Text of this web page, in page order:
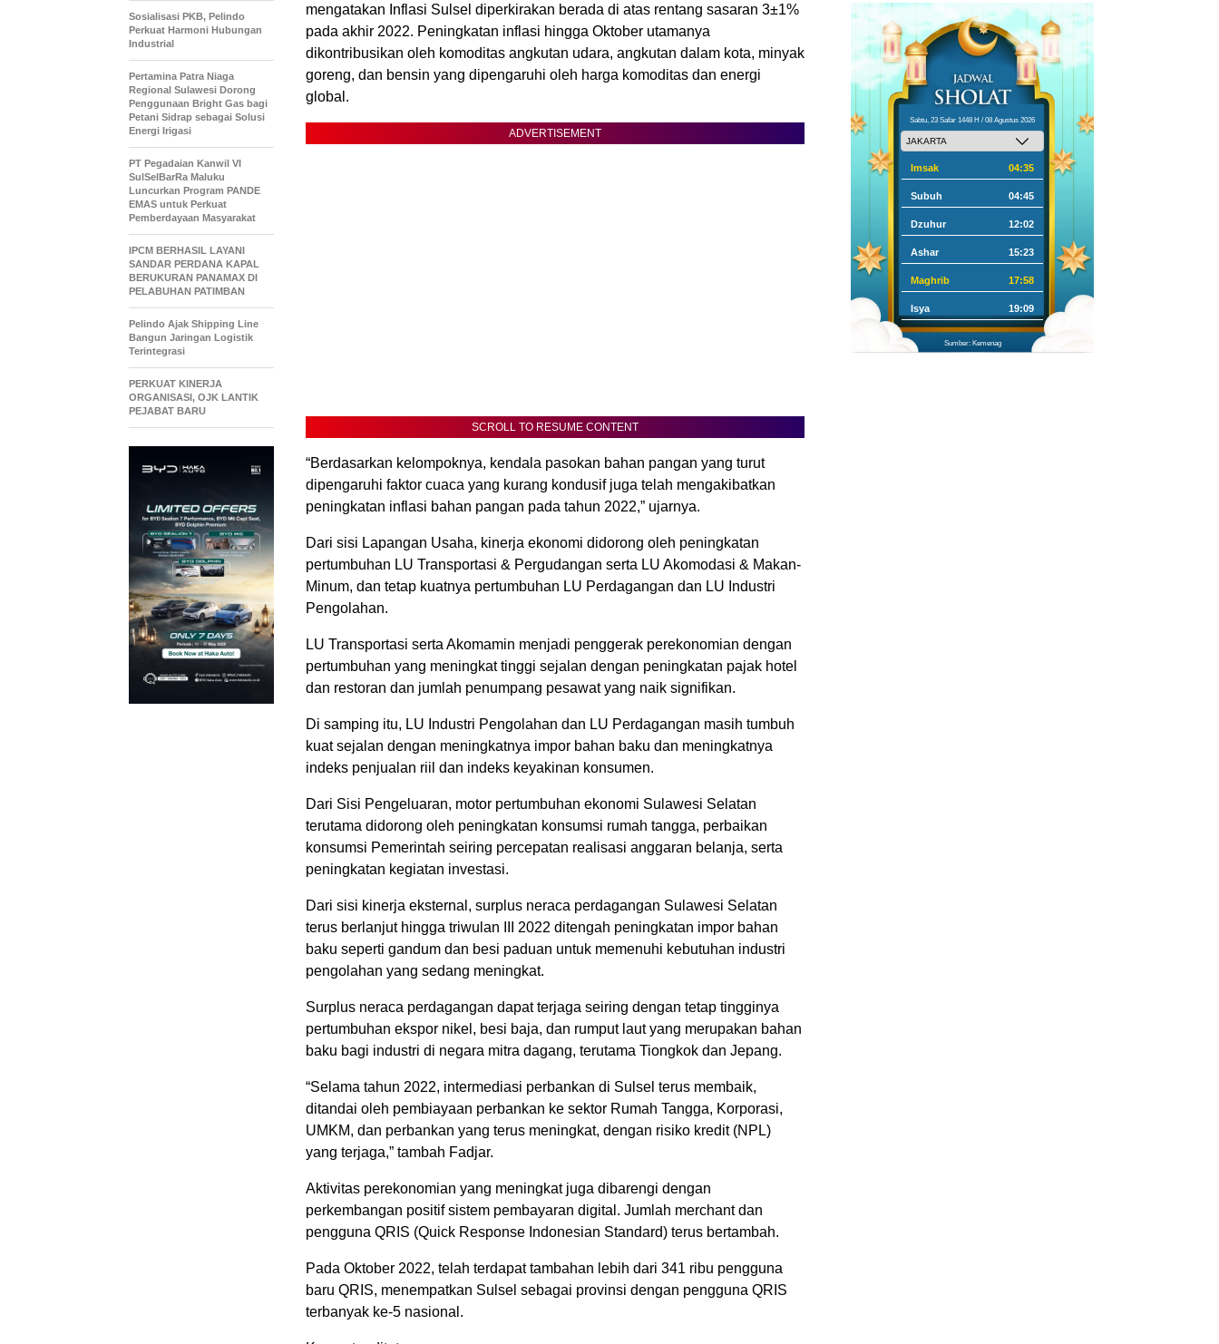
mengatakan Inflasi Sulsel diperkirakan berada di atas rentang sasaran 3±1%
pada akhir 2022. Peningkatan inflasi hingga Oktober utamanya
dikontribusikan oleh komoditas angkutan udara, angkutan dalam kota, minyak
goreng, dan bensin yang dipengaruhi oleh harga komoditas dan energi
global.
ADVERTISEMENT
SCROLL TO RESUME CONTENT
“Berdasarkan kelompoknya, kendala pasokan bahan pangan yang turut
dipengaruhi faktor cuaca yang kurang kondusif juga telah mengakibatkan
peningkatan inflasi bahan pangan pada tahun 2022,” ujarnya.
Dari sisi Lapangan Usaha, kinerja ekonomi didorong oleh peningkatan
pertumbuhan LU Transportasi & Pergudangan serta LU Akomodasi & Makan-
Minum, dan tetap kuatnya pertumbuhan LU Perdagangan dan LU Industri
Pengolahan.
LU Transportasi serta Akomamin menjadi penggerak perekonomian dengan
pertumbuhan yang meningkat tinggi sejalan dengan peningkatan pajak hotel
dan restoran dan jumlah penumpang pesawat yang naik signifikan.
Di samping itu, LU Industri Pengolahan dan LU Perdagangan masih tumbuh
kuat sejalan dengan meningkatnya impor bahan baku dan meningkatnya
indeks penjualan riil dan indeks keyakinan konsumen.
Dari Sisi Pengeluaran, motor pertumbuhan ekonomi Sulawesi Selatan
terutama didorong oleh peningkatan konsumsi rumah tangga, perbaikan
konsumsi Pemerintah seiring percepatan realisasi anggaran belanja, serta
peningkatan kegiatan investasi.
Dari sisi kinerja eksternal, surplus neraca perdagangan Sulawesi Selatan
terus berlanjut hingga triwulan III 2022 ditengah peningkatan impor bahan
baku seperti gandum dan besi paduan untuk memenuhi kebutuhan industri
pengolahan yang sedang meningkat.
Surplus neraca perdagangan dapat terjaga seiring dengan tetap tingginya
pertumbuhan ekspor nikel, besi baja, dan rumput laut yang merupakan bahan
baku bagi industri di negara mitra dagang, terutama Tiongkok dan Jepang.
“Selama tahun 2022, intermediasi perbankan di Sulsel terus membaik,
ditandai oleh pembiayaan perbankan ke sektor Rumah Tangga, Korporasi,
UMKM, dan perbankan yang terus meningkat, dengan risiko kredit (NPL)
yang terjaga,” tambah Fadjar.
Aktivitas perekonomian yang meningkat juga dibarengi dengan
perkembangan positif sistem pembayaran digital. Jumlah merchant dan
pengguna QRIS (Quick Response Indonesian Standard) terus bertambah.
Pada Oktober 2022, telah terdapat tambahan lebih dari 341 ribu pengguna
baru QRIS, menempatkan Sulsel sebagai provinsi dengan pengguna QRIS
terbanyak ke-5 nasional.
Sosialisasi PKB, Pelindo
Perkuat Harmoni Hubungan
Industrial
Pertamina Patra Niaga
Regional Sulawesi Dorong
Penggunaan Bright Gas bagi
Petani Sidrap sebagai Solusi
Energi Irigasi
PT Pegadaian Kanwil VI
SulSelBarRa Maluku
Luncurkan Program PANDE
EMAS untuk Perkuat
Pemberdayaan Masyarakat
IPCM BERHASIL LAYANI
SANDAR PERDANA KAPAL
BERUKURAN PANAMAX DI
PELABUHAN PATIMBAN
Pelindo Ajak Shipping Line
Bangun Jaringan Logistik
Terintegrasi
PERKUAT KINERJA
ORGANISASI, OJK LANTIK
PEJABAT BARU
Sabtu, 23 Safar 1448 H / 08 Agustus 2026
Imsak 04:35
Subuh 04:45
Dzuhur 12:02
Ashar 15:23
Maghrib 17:58
Isya 19:09
Sumber: Kemenag